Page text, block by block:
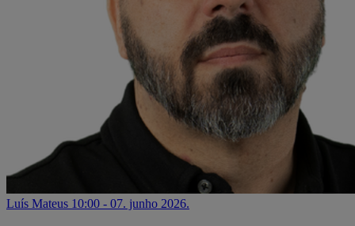
Luís Mateus 10:00 - 07. junho 2026.